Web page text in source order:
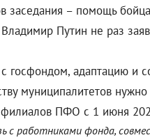
заседания – помощь
Путин не раз
с госфондом, адаптацию
муниципалитетов
ПФО с 1 июня
с работниками фонда,